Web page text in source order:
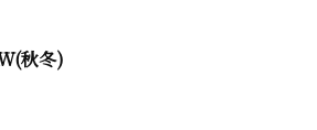
秋冬)